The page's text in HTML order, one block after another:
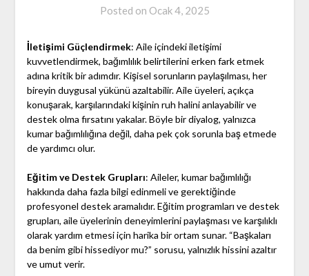
Posted on Ocak 4, 2025
İletişimi Güçlendirmek: Aile içindeki iletişimi
kuvvetlendirmek, bağımlılık belirtilerini erken fark etmek
adına kritik bir adımdır. Kişisel sorunların paylaşılması, her
bireyin duygusal yükünü azaltabilir. Aile üyeleri, açıkça
konuşarak, karşılarındaki kişinin ruh halini anlayabilir ve
destek olma fırsatını yakalar. Böyle bir diyalog, yalnızca
kumar bağımlılığına değil, daha pek çok sorunla baş etmede
de yardımcı olur.
Eğitim ve Destek Grupları: Aileler, kumar bağımlılığı
hakkında daha fazla bilgi edinmeli ve gerektiğinde
profesyonel destek aramalıdır. Eğitim programları ve destek
grupları, aile üyelerinin deneyimlerini paylaşması ve karşılıklı
olarak yardım etmesi için harika bir ortam sunar. “Başkaları
da benim gibi hissediyor mu?” sorusu, yalnızlık hissini azaltır
ve umut verir.